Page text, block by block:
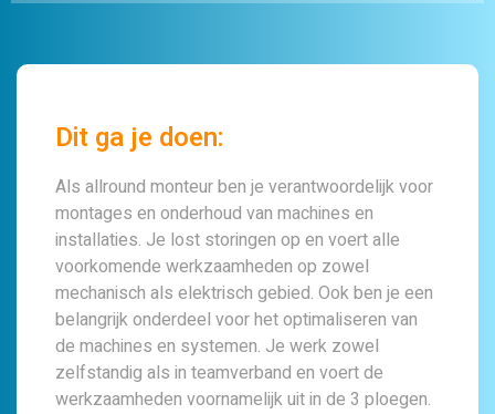
Dit ga je doen:
Als allround monteur ben je verantwoordelijk voor
montages en onderhoud van machines en
installaties. Je lost storingen op en voert alle
voorkomende werkzaamheden op zowel
mechanisch als elektrisch gebied. Ook ben je een
belangrijk onderdeel voor het optimaliseren van
de machines en systemen. Je werk zowel
zelfstandig als in teamverband en voert de
werkzaamheden voornamelijk uit in de 3 ploegen.